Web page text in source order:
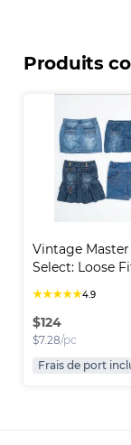
Produits
Vintage Master
Select: Loose
★★★★★4.9
$124
$7.28/pc
Frais de port